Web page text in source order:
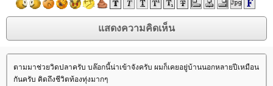
ตามมาช่วยวิดปลาครับ บล๊อกนี้น่าเข้าจังครับ ผมก็เคยอยู่บ้านนอกหลายปีเหมือน
กันครับ คิดถึงชีวิตท้องทุ่งมากๆ